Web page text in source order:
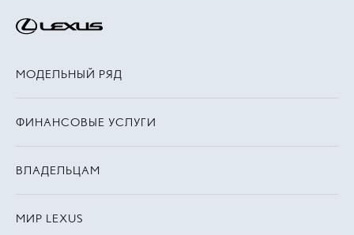
МОДЕЛЬНЫЙ РЯД
ФИНАНСОВЫЕ УСЛУГИ
ВЛАДЕЛЬЦАМ
МИР LEXUS